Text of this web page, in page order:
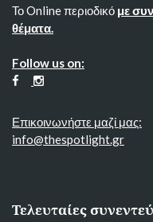
Το Online περιοδικό με
θέματα.
Follow us on:
Επικοινωνήστε μαζί μας:
info@thespotlight.gr
Τελευταίες